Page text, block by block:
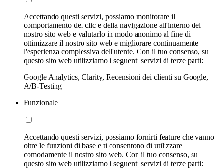
Accettando questi servizi, possiamo monitorare il
comportamento dei clic e della navigazione all'interno del
nostro sito web e valutarlo in modo anonimo al fine di
ottimizzare il nostro sito web e migliorare continuamente
l'esperienza complessiva dell'utente. Con il tuo consenso, su
questo sito web utilizziamo i seguenti servizi di terze parti:
Google Analytics, Clarity, Recensioni dei clienti su Google,
A/B-Testing
Funzionale
Accettando questi servizi, possiamo fornirti feature che vanno
oltre le funzioni di base e ti consentono di utilizzare
comodamente il nostro sito web. Con il tuo consenso, su
questo sito web utilizziamo i seguenti servizi di terze parti: